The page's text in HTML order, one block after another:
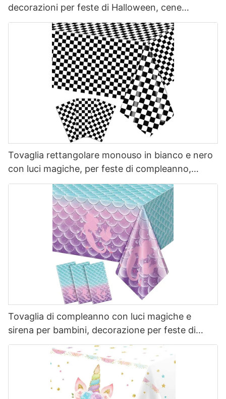
decorazioni per feste di Halloween, cene
all'aperto, cucina, decorazioni per la casa
Tovaglia rettangolare monouso in bianco e nero
con luci magiche, per feste di compleanno,
decorazioni classiche per interni ed esterni.
Tovaglia di compleanno con luci magiche e
sirena per bambini, decorazione per feste di
compleanno